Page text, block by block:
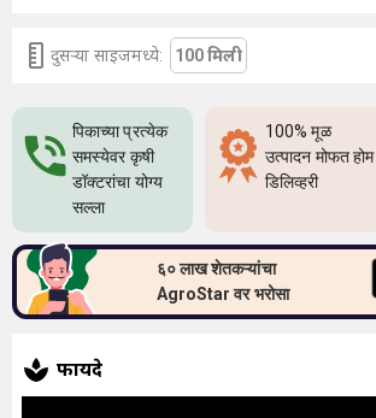
दुसर्‍या साइजमध्ये: 100 मिली
पिकाच्या प्रत्येक
समस्येवर कृषी
डॉक्टरांचा योग्य
सल्ला
100% मूळ
उत्पादन मोफत होम
डिलिव्हरी
६० लाख शेतकऱ्यांचा
AgroStar वर भरोसा
फायदे